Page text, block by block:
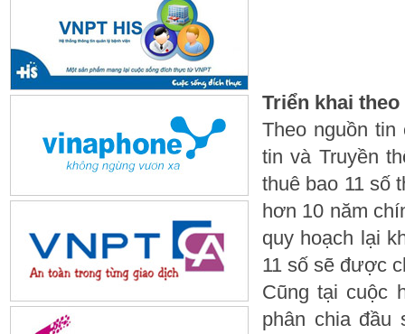
Triển khai
Theo nguồn
tin và Truyền
thuê bao 11 số
hơn 10 năm
quy hoạch lại
11 số sẽ được
Cũng tại cuộc
phân chia đầu